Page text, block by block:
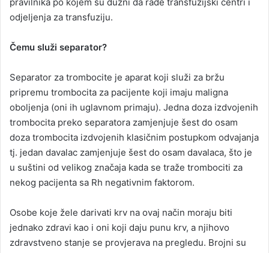
odjeljenja za transfuziju.
Čemu služi separator?
Separator za trombocite je aparat koji služi za bržu
pripremu trombocita za pacijente koji imaju maligna
oboljenja (oni ih uglavnom primaju). Jedna doza izdvojenih
trombocita preko separatora zamjenjuje šest do osam
doza trombocita izdvojenih klasičnim postupkom odvajanja
tj. jedan davalac zamjenjuje šest do osam davalaca, što je
u suštini od velikog značaja kada se traže trombociti za
nekog pacijenta sa Rh negativnim faktorom.
Osobe koje žele darivati krv na ovaj način moraju biti
jednako zdravi kao i oni koji daju punu krv, a njihovo
zdravstveno stanje se provjerava na pregledu. Brojni su